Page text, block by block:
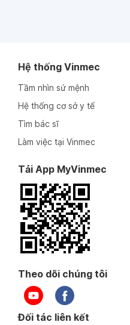
Hệ thống Vinmec
Tầm nhìn sứ mệnh
Hệ thống cơ sở y tế
Tìm bác sĩ
Làm việc tại Vinmec
Tải App MyVinmec
Theo dõi chúng tôi
Đối tác liên kết